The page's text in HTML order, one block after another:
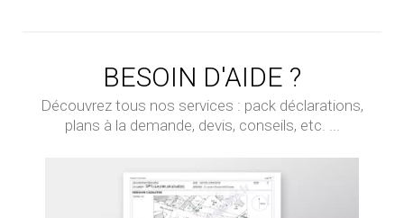
BESOIN D'AIDE ?
Découvrez tous nos services : pack déclarations,
plans à la demande, devis, conseils, etc. ...